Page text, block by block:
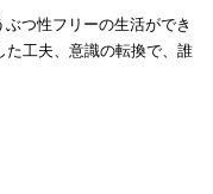
ぶつ性フリーの生活ができ
た工夫、意識の転換で、誰